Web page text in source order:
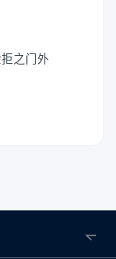
之门外